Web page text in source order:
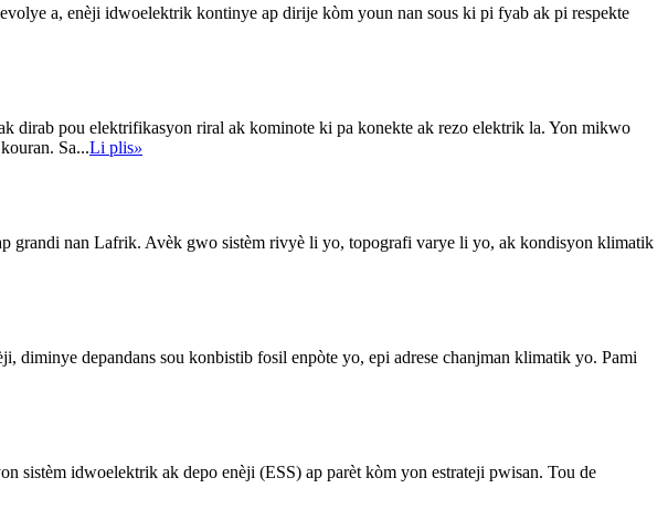
a, enèji idwoelektrik kontinye ap dirije kòm youn nan sous ki pi fyab ak pi respekte
dirab pou elektrifikasyon riral ak kominote ki pa konekte ak rezo elektrik la. Yon mikwo
Sa...Li plis»
grandi nan Lafrik. Avèk gwo sistèm rivyè li yo, topografi varye li yo, ak kondisyon klimatik
depandans sou konbistib fosil enpòte yo, epi adrese chanjman klimatik yo. Pami
sistèm idwoelektrik ak depo enèji (ESS) ap parèt kòm yon estrateji pwisan. Tou de